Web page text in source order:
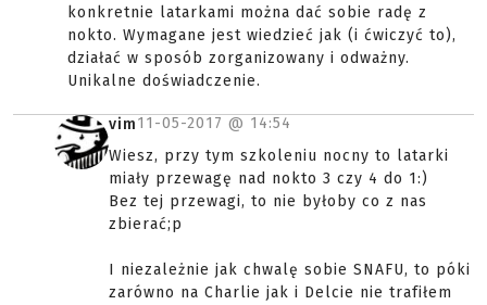
konkretnie latarkami można dać sobie radę z
nokto. Wymagane jest wiedzieć jak (i ćwiczyć to),
działać w sposób zorganizowany i odważny.
Unikalne doświadczenie.
vim11-05-2017 @ 14:54
Wiesz, przy tym szkoleniu nocny to latarki
miały przewagę nad nokto 3 czy 4 do 1:)
Bez tej przewagi, to nie byłoby co z nas
zbierać;p
I niezależnie jak chwalę sobie SNAFU, to póki
zarówno na Charlie jak i Delcie nie trafiłem